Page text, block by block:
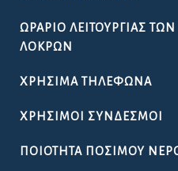
ΩΡΆΡΙΟ ΛΕΙΤΟΥΡΓΊΑΣ
ΛΟΚΡΏΝ
ΧΡΉΣΙΜΑ ΤΗΛΈΦΩΝΑ
ΧΡΉΣΙΜΟΙ ΣΎΝΔΕΣΜΟΙ
ΠΟΙΌΤΗΤΑ ΠΌΣΙΜΟΥ